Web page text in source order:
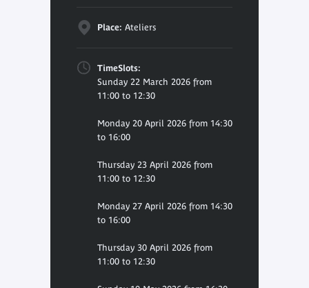
Place: Ateliers
TimeSlots:
Sunday 22 March 2026 from
11:00 to 12:30
Monday 20 April 2026 from 14:30
to 16:00
Thursday 23 April 2026 from
11:00 to 12:30
Monday 27 April 2026 from 14:30
to 16:00
Thursday 30 April 2026 from
11:00 to 12:30